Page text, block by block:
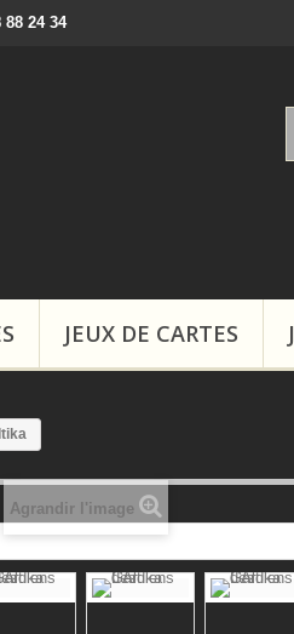
88 24 34 Boutiques,
JEUX DE CARTES
Agrandir l'image